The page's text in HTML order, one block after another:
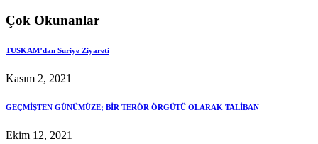
Çok Okunanlar
TUSKAM’dan Suriye Ziyareti
Kasım 2, 2021
GEÇMİŞTEN GÜNÜMÜZE; BİR TERÖR ÖRGÜTÜ OLARAK TALİBAN
Ekim 12, 2021